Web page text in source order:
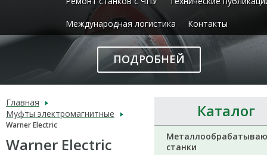
Международная логистика
Контакты
ПОДРОБНЕЙ
Главная
Муфты электромагнитные
Warner Electric
Warner Electric
Каталог
станки